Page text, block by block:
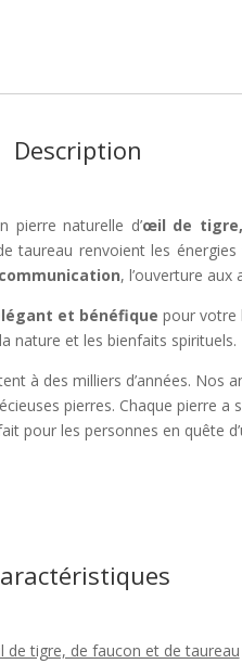
Description
pierre naturelle d’œil de
taureau renvoient les
communication, l’ouverture
et bénéfique pour votre
nature et les bienfaits spirituels.
à des milliers d’années. Nos
pierres. Chaque pierre a
pour les personnes en quête
de tigre, de faucon et de taureau